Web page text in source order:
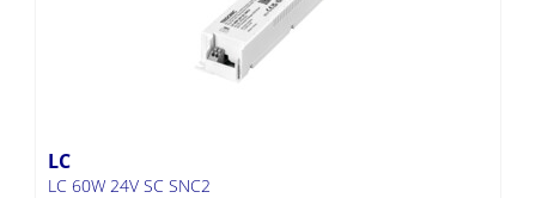
LC
LC 60W 24V SC SNC2